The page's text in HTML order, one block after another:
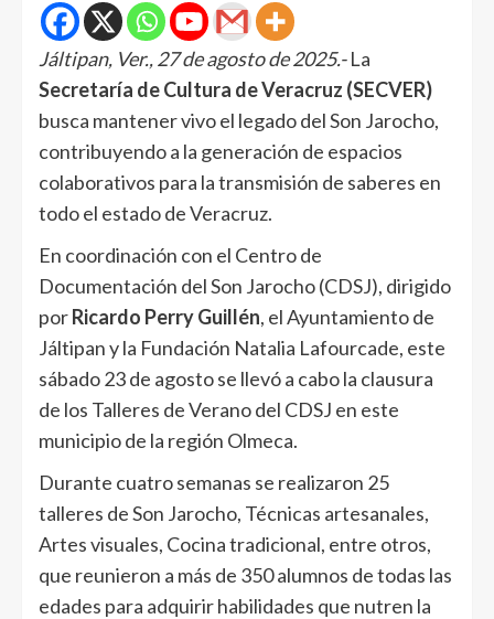
Jáltipan, Ver., 27 de agosto de 2025.-La
Secretaría de Cultura de Veracruz (SECVER)
busca mantener vivo el legado del Son Jarocho,
contribuyendo a la generación de espacios
colaborativos para la transmisión de saberes en
todo el estado de Veracruz.
En coordinación con el Centro de
Documentación del Son Jarocho (CDSJ), dirigido
porRicardo Perry Guillén, el Ayuntamiento de
Jáltipan y la Fundación Natalia Lafourcade, este
sábado 23 de agosto se llevó a cabo la clausura
de los Talleres de Verano del CDSJ en este
municipio de la región Olmeca.
Durante cuatro semanas se realizaron 25
talleres de Son Jarocho, Técnicas artesanales,
Artes visuales, Cocina tradicional, entre otros,
que reunieron a más de 350 alumnos de todas las
edades para adquirir habilidades que nutren la